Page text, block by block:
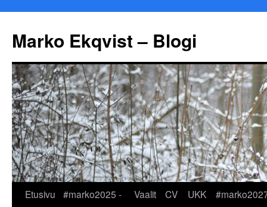
Marko Ekqvist – Blogi
Siirry
Etusivu
#marko2025 -
Vaalit CV UKK